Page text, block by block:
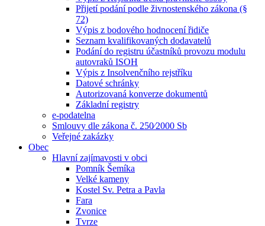
Přijetí podání podle živnostenského zákona (§
72)
Výpis z bodového hodnocení řidiče
Seznam kvalifikovaných dodavatelů
Podání do registru účastníků provozu modulu
autovraků ISOH
Výpis z Insolvenčního rejstříku
Datové schránky
Autorizovaná konverze dokumentů
Základní registry
e-podatelna
Smlouvy dle zákona č. 250⁄2000 Sb
Veřejné zakázky
Obec
Hlavní zajímavosti v obci
Pomník Šemíka
Velké kameny
Kostel Sv. Petra a Pavla
Fara
Zvonice
Tvrze